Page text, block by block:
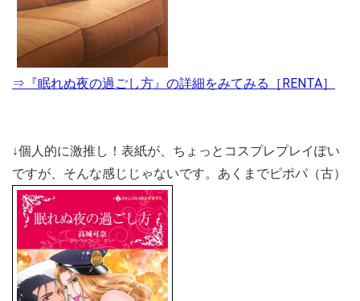
⇒『眠れぬ夜の過ごし方』の詳細をみてみる［RENTA］
↓個人的に激推し！表紙が、ちょっとコスプレプレイぽい
ですが、そんな感じじゃないです。あくまでピポパ（古）